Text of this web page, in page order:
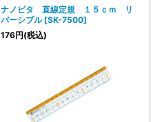
ナノピタ 直線定規 １５ｃｍ リ
バーシブル [SK-7500]
176円(税込)